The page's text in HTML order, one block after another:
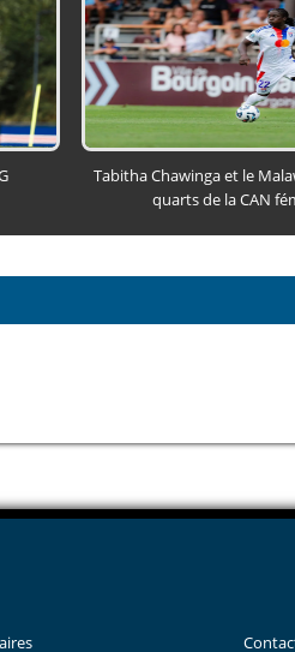
Tabitha Chawinga et le
quarts de la CAN